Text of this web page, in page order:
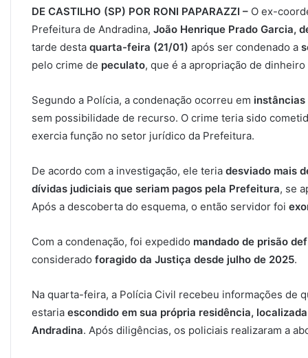
DE CASTILHO (SP) POR RONI PAPARAZZI – O ex-
Prefeitura de Andradina, João Henrique Prado Garcia,
tarde desta quarta-feira (21/01) após ser condenado a
pelo crime de peculato, que é a apropriação de
Segundo a Polícia, a condenação ocorreu em
sem possibilidade de recurso. O crime teria sido
exercia função no setor jurídico da Prefeitura.
De acordo com a investigação, ele teria desviado mais
dívidas judiciais que seriam pagos pela Prefeitura, se
Após a descoberta do esquema, o então servidor foi
Com a condenação, foi expedido mandado de prisão
considerado foragido da Justiça desde julho de 2025.
Na quarta-feira, a Polícia Civil recebeu informações de
estaria escondido em sua própria residência,
Andradina. Após diligências, os policiais realizaram a